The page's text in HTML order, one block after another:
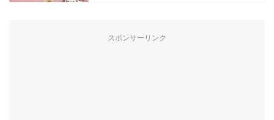
スポンサーリンク